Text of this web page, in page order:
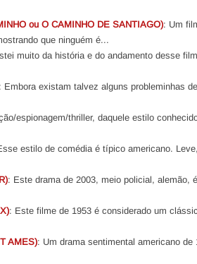
ou O CAMINHO DE SANTIAGO): Um
que ninguém é...
muito da história e do andamento desse
: Embora existam talvez alguns probleminhas
espionagem/thriller, daquele estilo
estilo de comédia é típico americano.
: Este drama de 2003, meio policial, alemão,
: Este filme de 1953 é considerado um
AMES): Um drama sentimental americano